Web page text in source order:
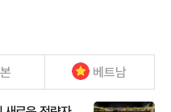
베트남